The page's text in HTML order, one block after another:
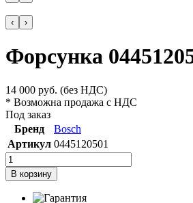
‹ ›
Форсунка
14 000 руб. (без НДС)
* Возможна продажа с НДС
Под заказ
Бренд
Bosch
Артикул 0445120501
В корзину